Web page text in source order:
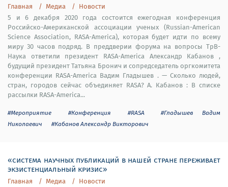
Главная Медиа
Новости
5 и 6 декабря 2020 года состоится ежегодная конференция
Российско-Американской ассоциации ученых (Russian-American
Science Association, RASA-America), которая будет идти по всему
миру 30 часов подряд. В преддверии форума на вопросы ТрВ-
Наука ответили президент RASA-America Александр Кабанов ,
будущий президент Татьяна Бронич и сопредседатель оргкомитета
конференции RАSА-America Вадим Гладышев . — Сколько людей,
стран, городов сейчас объединяет RASA? А. Кабанов : В списке
рассылки RASA-America...
#Мероприятие #Конференция #RASA
#Гладышев Вадим
Николаевич
#Кабанов Александр Викторович
«система научных публикаций в нашей стране переживает
экзистенциальный кризис»
Главная Медиа
Новости